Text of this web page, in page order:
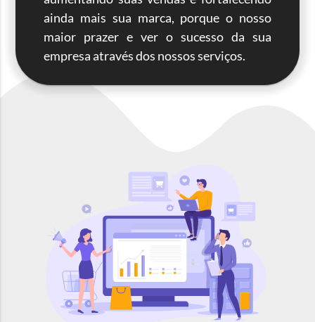
ainda mais sua marca, porque o nosso
maior prazer e ver o sucesso da sua
empresa através dos nossos serviços.